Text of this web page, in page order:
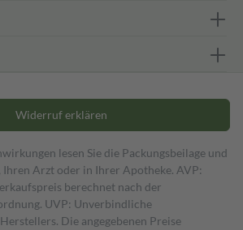
Widerruf erklären
lesen Sie die Packungsbeilage und
Arzt oder in Ihrer Apotheke. AVP:
berechnet nach der
UVP: Unverbindliche
Die angegebenen Preise